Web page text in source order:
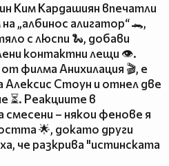
Ким Кардашиян впечатли
„албинос алигатор“ 🐊,
с люспи 🐍, добави
контактни лещи 👁️.
филма Анихилация 🎬, е
Алексис Стоун и отнел две
⏳. Реакциите в
– някои фенове я
🌟, докато други
че разкрива "истинската